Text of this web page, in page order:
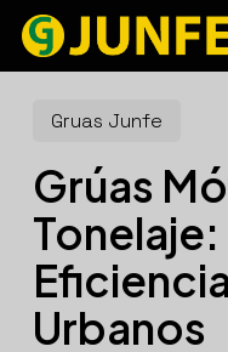
Skip
contentGruas Junfe
Grúas
Urbanos